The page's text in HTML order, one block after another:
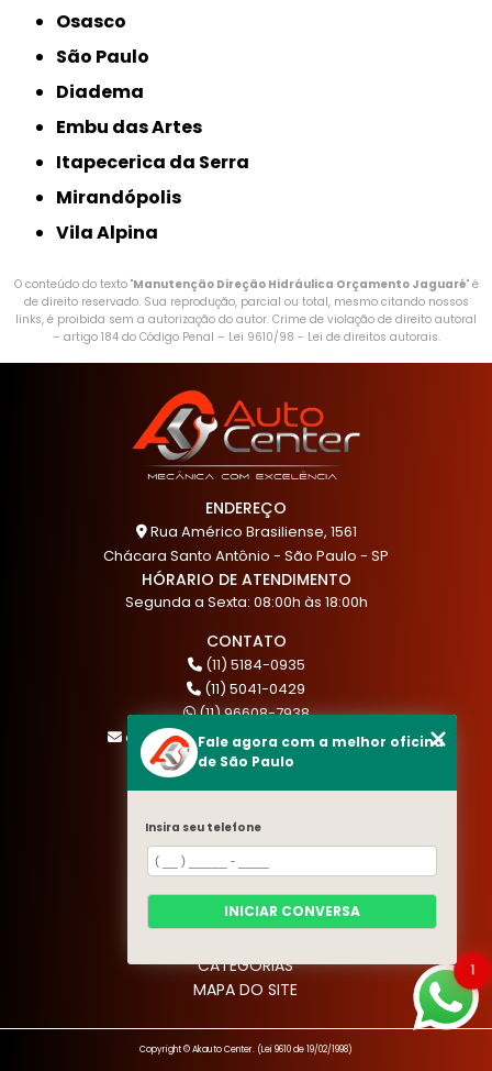
Osasco
São Paulo
Diadema
Embu das Artes
Itapecerica da Serra
Mirandópolis
Vila Alpina
O conteúdo do texto "Manutenção Direção Hidráulica Orçamento Jaguaré" é
de direito reservado. Sua reprodução, parcial ou total, mesmo citando nossos
links, é proibida sem a autorização do autor. Crime de violação de direito autoral
– artigo 184 do Código Penal – Lei 9610/98 - Lei de direitos autorais.
ENDEREÇO
Rua Américo Brasiliense, 1561
Chácara Santo Antônio - São Paulo - SP
HÓRARIO DE ATENDIMENTO
Segunda a Sexta: 08:00h às 18:00h
CONTATO
(11) 5184-0935
(11) 5041-0429
(11) 96608-7938
atendimento@akautocenter.com.br
MENU
HOME
QUEM SOMOS
SERVIÇOS
BLOG
CATEGORIAS
MAPA DO SITE
Copyright © Akauto Center. (Lei 9610 de 19/02/1998)
1
Fale agora com a melhor oficina
de São Paulo
Insira seu telefone
INICIAR CONVERSA